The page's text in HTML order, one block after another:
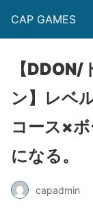
CAP GAMES
【
ン】レベ
コース×
になる。
capadmin